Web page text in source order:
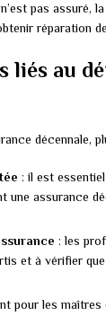
pas assuré,
réparation
au
décennale,
: il est
assurance
: les
et à vérifier
pour les maîtres